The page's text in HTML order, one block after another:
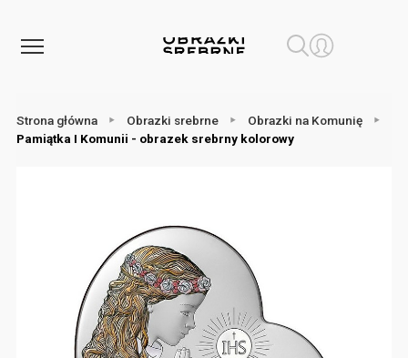
Strona główna Obrazki srebrne
Obrazki na Komunię
Pamiątka I Komunii - obrazek srebrny kolorowy